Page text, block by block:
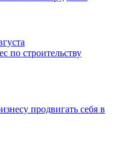
по строительству
продвигать себя в